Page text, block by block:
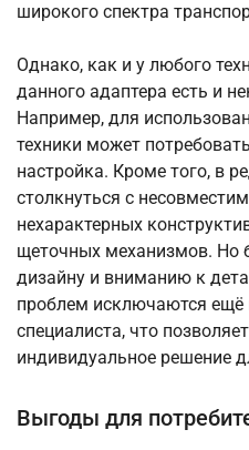
широкого спектра
Однако, как и у любого
данного адаптера есть и
Например, для
техники может
настройка. Кроме того, в
столкнуться с
нехарактерных
щеточных механизмов. Но
дизайну и вниманию к
проблем исключаются ещё
специалиста, что
индивидуальное решение
Выгоды для